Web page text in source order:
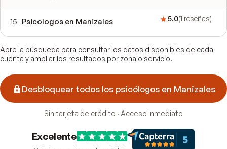
15 Psicologos en Manizales 5.0(1 reseñas)
Abre la búsqueda para consultar los datos disponibles de cada
cuenta y ampliar los resultados por zona o servicio.
Desbloquear todos los psicólogos en Manizales
Sin tarjeta de crédito · Acceso inmediato
Excelente